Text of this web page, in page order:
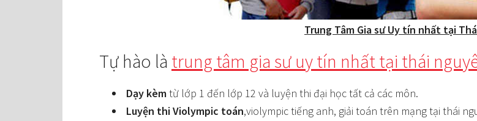
Trung Tâm Gia sư Uy tín nhất tại
Tự hào là trung tâm gia sư uy tín nhất tại thái
Dạy kèmtừ lớp 1 đến lớp 12 và luyện thi đại học tất cả các môn.
Luyện thi Violympic toán,violympic tiếng anh, giải toán trên mạng tại thái